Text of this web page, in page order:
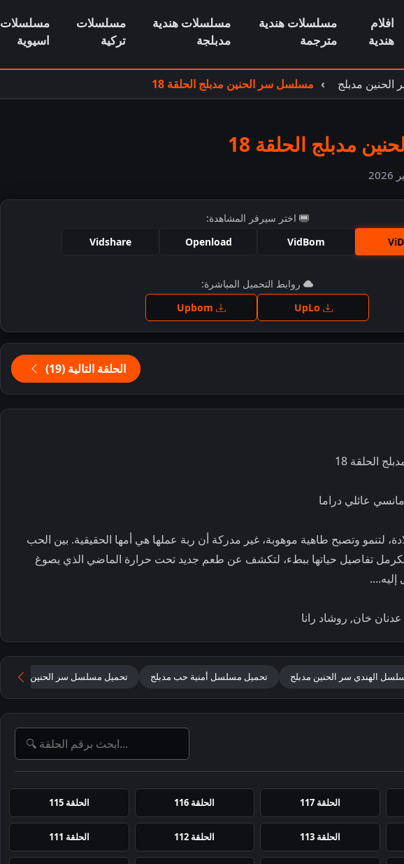
افلام
هندية
مسلسلات هندية
مترجمة
مسلسلات هندية
مدبلجة
مسلسلات
تركية
مسلسلات
اسيوية
مدبلج مسلسل سر الحنين مدبلج الحلقة 18
مدبلج الحلقة 18
اختر سيرفر المشاهدة:
VidBom
Openload
Vidshare
اضغط للمشاهدة
روابط التحميل المباشرة:
الحلقة التالية (19)
الحلقة 18
لتنمو وتصبح طاهية موهوبة، غير مدركة أن ربة عملها هي أمها الحقيقية. بين الحب
تفاصيل حياتها ببطء، لتكشف عن طعم جديد تحت حرارة الماضي الذي يصوغ
خان, روشاد رانا
الهندي سر الحنين مدبلج تحميل مسلسل أمنية حب مدبلج تحميل مسلسل سر الحنين مدبلج
الحلقة 117 الحلقة 116 الحلقة 115
الحلقة 113 الحلقة 112 الحلقة 111